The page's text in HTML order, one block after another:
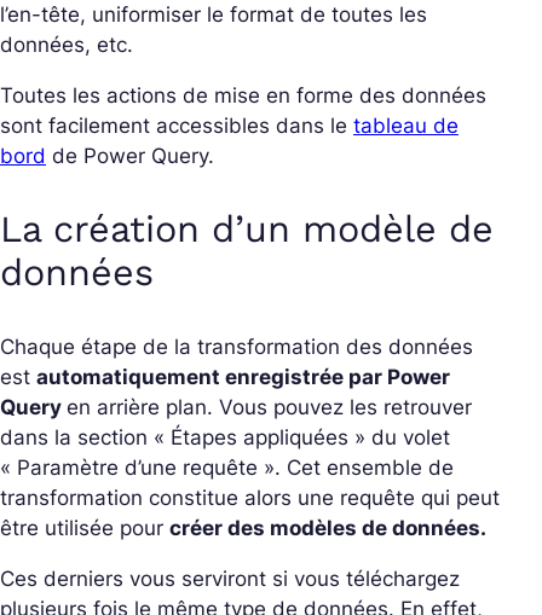
l’en-tête, uniformiser le format de toutes les
données, etc.
Toutes les actions de mise en forme des données
sont facilement accessibles dans le tableau de
bord de Power Query.
La création d’un modèle de
données
Chaque étape de la transformation des données
est automatiquement enregistrée par Power
Query en arrière plan. Vous pouvez les retrouver
dans la section « Étapes appliquées » du volet
« Paramètre d’une requête ». Cet ensemble de
transformation constitue alors une requête qui peut
être utilisée pour créer des modèles de données.
Ces derniers vous serviront si vous téléchargez
plusieurs fois le même type de données. En effet,